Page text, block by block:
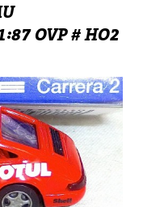
OVP # HO2